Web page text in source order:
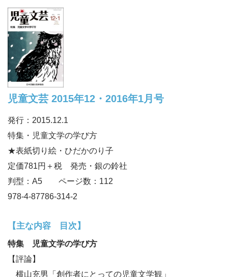
児童文芸 2015年12・2016年1月号
発行：2015.12.1
特集・児童文学の学び方
★表紙切り絵・ひだかのり子
定価781円＋税 発売・銀の鈴社
判型：A5 ページ数：112
978-4-87786-314-2
【主な内容 目次】
特集 児童文学の学び方
【評論】
横山充男「創作者にとっての児童文学観」